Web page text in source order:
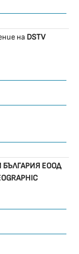
на DSTV
ЕООД